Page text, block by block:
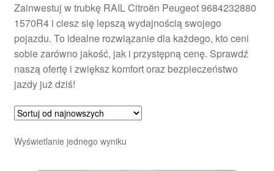
Zasady i warunki
Zainwestuj w trubkę RAIL Citroën Peugeot 9684232880
1570R4 i ciesz się lepszą wydajnością swojego
pojazdu. To idealne rozwiązanie dla każdego, kto ceni
sobie zarówno jakość, jak i przystępną cenę. Sprawdź
naszą ofertę i zwiększ komfort oraz bezpieczeństwo
jazdy już dziś!
Wyświetlanie jednego wyniku